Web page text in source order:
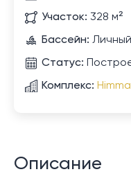
Участок: 328 м²
Бассейн: Личный
Статус:
Комплекс:
Описание